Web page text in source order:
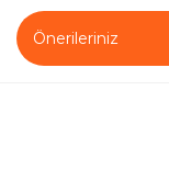
Önerileriniz